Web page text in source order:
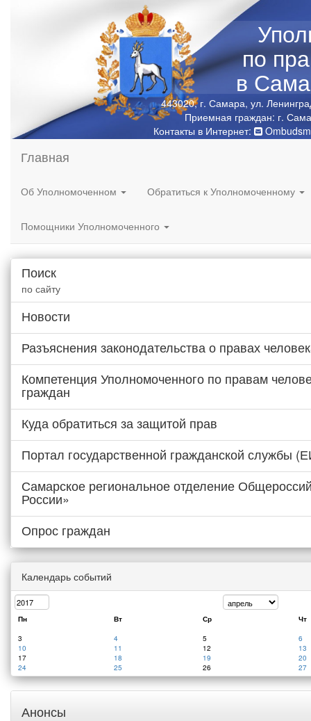
по
в
443020, г. Самара, ул.
Приемная граждан: г.
Контакты в Интернет:
Главная
Об Уполномоченном Обратиться к Уполномоченному
Помощники Уполномоченного
Поиск
по сайту
Новости
Разъяснения законодательства о правах
Компетенция Уполномоченного по правам
граждан
Куда обратиться за защитой прав
Портал государственной гражданской службы
Самарское региональное отделение
России»
Опрос граждан
Календарь событий
Пн Вт Ср
Чт
3
4 5
6
10
11 12
13
17
18 19
20
24
25 26 27
Анонсы